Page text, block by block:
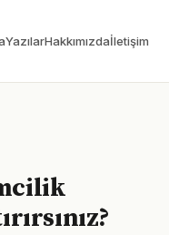
YazılarHakkımızdaİletişim